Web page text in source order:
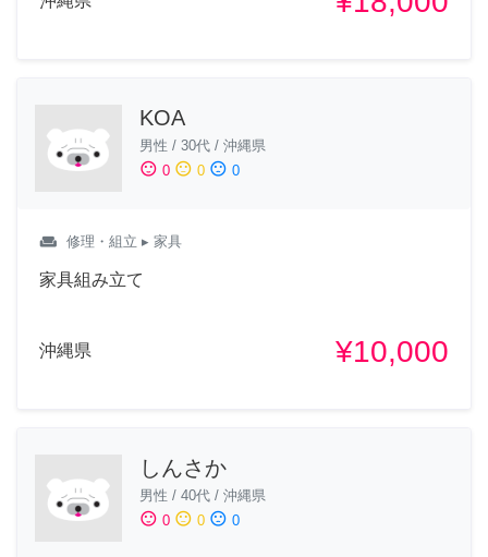
KOA
男性 / 30代 / 沖縄県
sentiment_satisfied 0 sentiment_neutral 0 sentiment_dissatisfied 0
weekend 修理・組立 ▸ 家具
家具組み立て
沖縄県 ¥10,000
しんさか
男性 / 40代 / 沖縄県
sentiment_satisfied 0 sentiment_neutral 0 sentiment_dissatisfied 0